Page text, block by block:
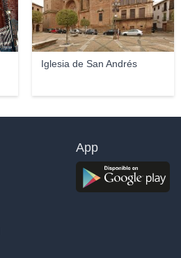
Iglesia de San Andrés
App